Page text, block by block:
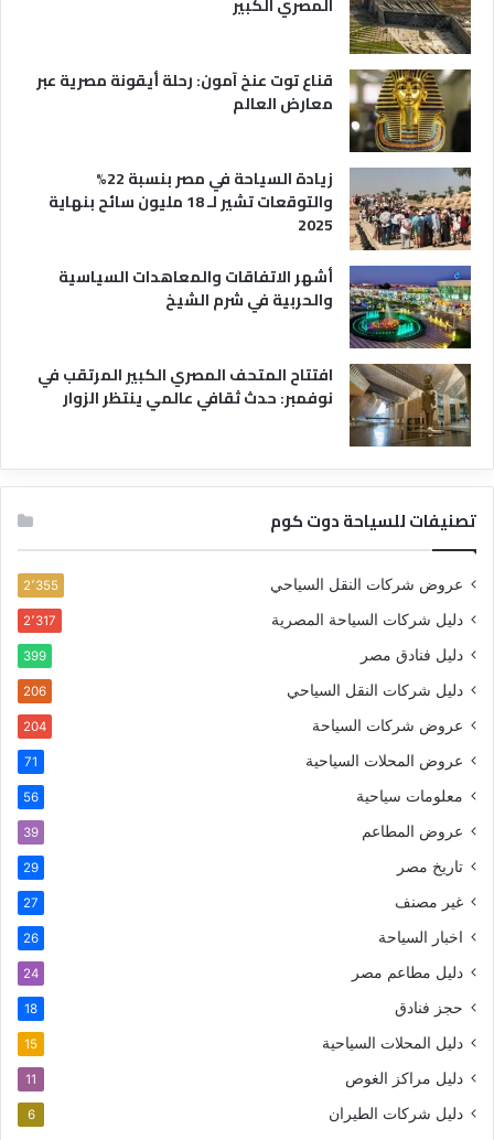
المصري الكبير
قناع توت عنخ آمون: رحلة أيقونة مصرية عبر
معارض العالم
زيادة السياحة في مصر بنسبة 22%
والتوقعات تشير لـ 18 مليون سائح بنهاية
2025
أشهر الاتفاقات والمعاهدات السياسية
والحربية في شرم الشيخ
افتتاح المتحف المصري الكبير المرتقب في
نوفمبر: حدث ثقافي عالمي ينتظر الزوار
تصنيفات للسياحة دوت كوم
عروض شركات النقل السياحي 2٬355
دليل شركات السياحة المصرية 2٬317
دليل فنادق مصر 399
دليل شركات النقل السياحي 206
عروض شركات السياحة 204
عروض المحلات السياحية 71
معلومات سياحية 56
عروض المطاعم 39
تاريخ مصر 29
غير مصنف 27
اخبار السياحة 26
دليل مطاعم مصر 24
حجز فنادق 18
دليل المحلات السياحية 15
دليل مراكز الغوص 11
دليل شركات الطيران 6